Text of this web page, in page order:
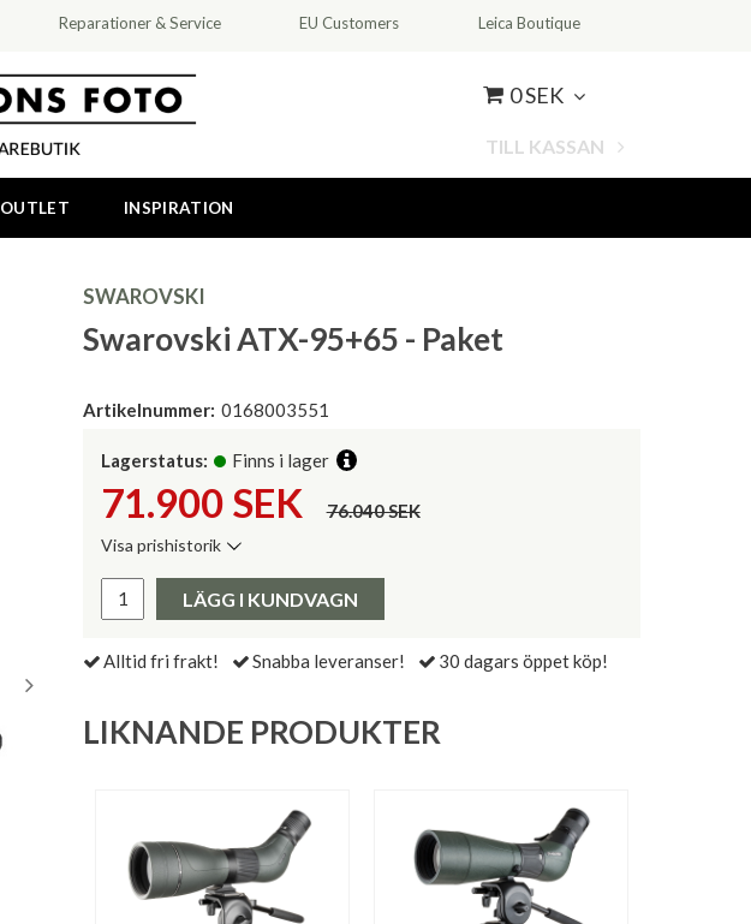
Reparationer & Service EU Customers Leica Boutique
0 SEK
TILL KASSAN
OUTLET INSPIRATION
SWAROVSKI
Swarovski ATX-95+65 - Paket
Artikelnummer: 0168003551
Lagerstatus: Finns i lager
71.900 SEK 76.040 SEK
Visa prishistorik
Pris:
LÄGG I KUNDVAGN
Alltid fri frakt! Snabba leveranser! 30 dagars öppet köp!
LIKNANDE PRODUKTER